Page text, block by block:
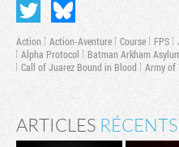
Action Action-Aventure Course FPS
Alpha Protocol
Batman Arkham
Call of Juarez Bound in Blood
Army of
ARTICLES RÉCENTS